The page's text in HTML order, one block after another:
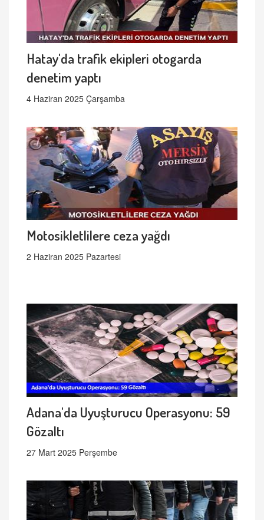
Hatay'da trafik ekipleri otogarda
denetim yaptı
4 Haziran 2025 Çarşamba
Motosikletlilere ceza yağdı
2 Haziran 2025 Pazartesi
Adana'da Uyuşturucu Operasyonu: 59
Gözaltı
27 Mart 2025 Perşembe